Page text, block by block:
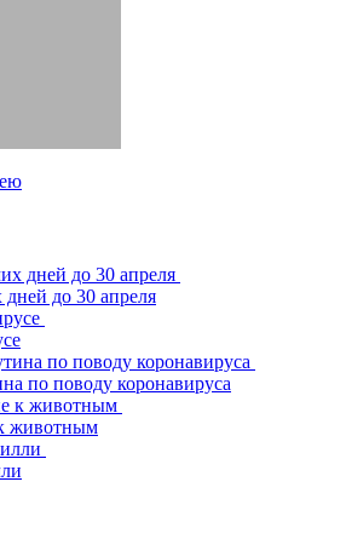
до 30 апреля
по поводу коронавируса
животным